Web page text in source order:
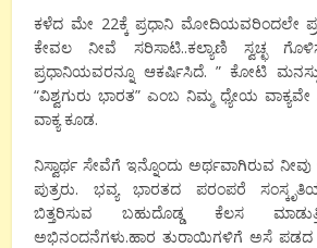
ಕಳೆದ ಮೇ 22ಕ್ಕೆ ಪ್ರಧಾನಿ ಮೋದಿಯವರಿಂದಲೇ
ಕೇವಲ ನೀವೆ ಸರಿಸಾಟಿ..ಕಲ್ಯಾಣಿ ಸ್ವಚ್ಛ
ಪ್ರಧಾನಿಯವರನ್ನೂ ಆಕರ್ಷಿಸಿದೆ. ” ಕೋಟಿ
“ವಿಶ್ವಗುರು ಭಾರತ” ಎಂಬ ನಿಮ್ಮ ಧ್ಯೇಯ
ವಾಕ್ಯ ಕೂಡ.
ನಿಸ್ವಾರ್ಥ ಸೇವೆಗೆ ಇನ್ನೊಂದು ಅರ್ಥವಾಗಿರುವ
ಪುತ್ರರು. ಭವ್ಯ ಭಾರತದ ಪರಂಪರೆ
ಬಿತ್ತರಿಸುವ ಬಹುದೊಡ್ಡ ಕೆಲಸ
ಅಭಿನಂದನೆಗಳು.ಹಾರ ತುರಾಯಿಗಳಿಗೆ ಅಸೆ